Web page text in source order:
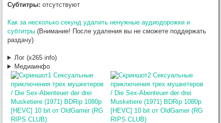
Субтитры: отсутствуют
Как за несколько секунд удалить ненужные аудиодорожки и
субтитры (Внимание! После удаления вы не сможете поддержать
раздачу)
Лог (x265 info)
Медиаинфо